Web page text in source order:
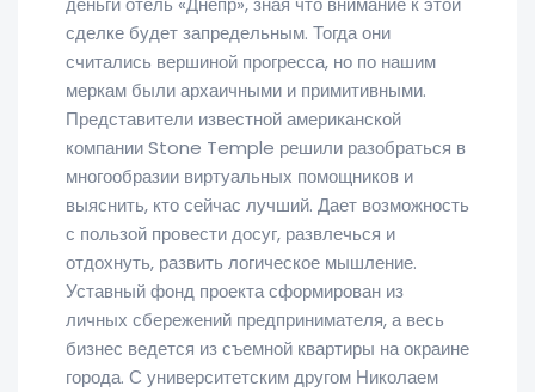
сделке будет запредельным. Тогда они
считались вершиной прогресса, но по нашим
меркам были архаичными и примитивными.
Представители известной американской
компании Stone Temple решили разобраться в
многообразии виртуальных помощников и
выяснить, кто сейчас лучший. Дает возможность
с пользой провести досуг, развлечься и
отдохнуть, развить логическое мышление.
Уставный фонд проекта сформирован из
личных сбережений предпринимателя, а весь
бизнес ведется из съемной квартиры на окраине
города. С университетским другом Николаем